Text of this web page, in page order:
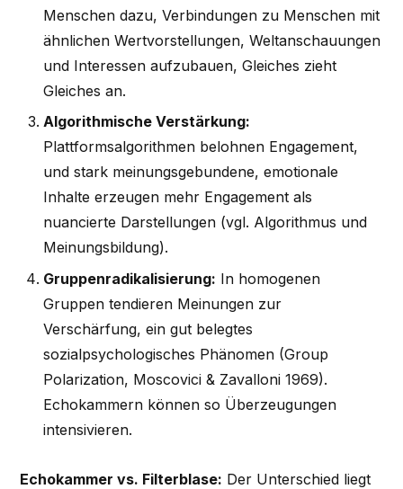
Menschen dazu, Verbindungen zu Menschen mit
ähnlichen Wertvorstellungen, Weltanschauungen
und Interessen aufzubauen, Gleiches zieht
Gleiches an.
Algorithmische Verstärkung:
Plattformsalgorithmen belohnen Engagement,
und stark meinungsgebundene, emotionale
Inhalte erzeugen mehr Engagement als
nuancierte Darstellungen (vgl. Algorithmus und
Meinungsbildung).
Gruppenradikalisierung: In homogenen
Gruppen tendieren Meinungen zur
Verschärfung, ein gut belegtes
sozialpsychologisches Phänomen (Group
Polarization, Moscovici & Zavalloni 1969).
Echokammern können so Überzeugungen
intensivieren.
Echokammer vs. Filterblase: Der Unterschied liegt